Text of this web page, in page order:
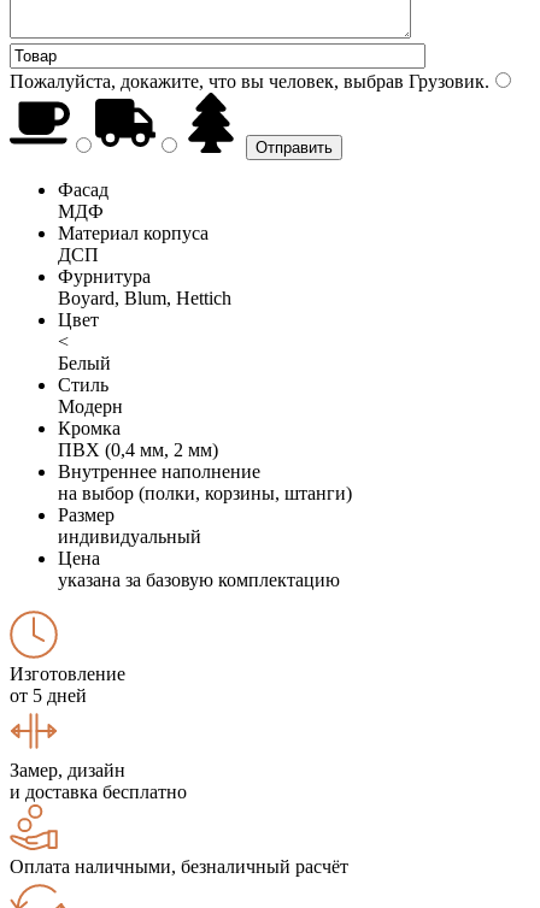
Пожалуйста, докажите, что вы человек, выбрав Грузовик.
Фасад
МДФ
Материал корпуса
ДСП
Фурнитура
Boyard, Blum, Hettich
Цвет
<
Белый
Стиль
Модерн
Кромка
ПВХ (0,4 мм, 2 мм)
Внутреннее наполнение
на выбор (полки, корзины, штанги)
Размер
индивидуальный
Цена
указана за базовую комплектацию
Изготовление
от 5 дней
Замер, дизайн
и доставка бесплатно
Оплата наличными, безналичный расчёт